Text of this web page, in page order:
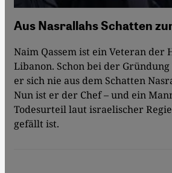
Aus Nasrallahs Schatten
Naim Qassem ist ein Veteran der
Libanon. Schon bei der
er sich nie aus dem Schatten
Nun ist er der Chef – und ein
Todesurteil laut israelischer
gefällt ist.